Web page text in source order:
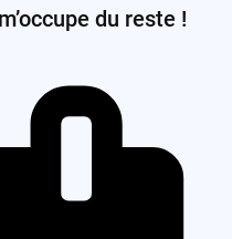
du reste !